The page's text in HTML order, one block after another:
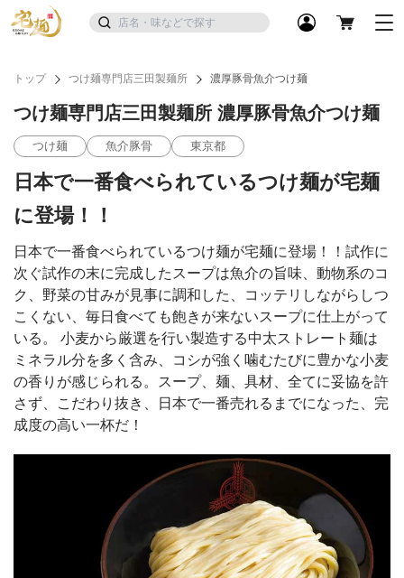
トップ つけ麺専門店三田製麺所 濃厚豚骨魚介つけ麺
つけ麺専門店三田製麺所 濃厚豚骨魚介つけ麺
つけ麺 魚介豚骨 東京都
日本で一番食べられているつけ麺が宅麺
に登場！！
日本で一番食べられているつけ麺が宅麺に登場！！試作に
次ぐ試作の末に完成したスープは魚介の旨味、動物系のコ
ク、野菜の甘みが見事に調和した、コッテリしながらしつ
こくない、毎日食べても飽きが来ないスープに仕上がって
いる。 小麦から厳選を行い製造する中太ストレート麺は
ミネラル分を多く含み、コシが強く噛むたびに豊かな小麦
の香りが感じられる。スープ、麺、具材、全てに妥協を許
さず、こだわり抜き、日本で一番売れるまでになった、完
成度の高い一杯だ！